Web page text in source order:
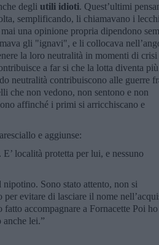
degli utili idioti. Quest’ultimi
semplificando, li chiamavano i
una opinione propria dipendono
gli "ignavi", e li collocava
la loro neutralità in momenti di crisi
a far si che la lotta diventa più
neutralità contribuiscono alle guerre
che non vedono, non sentono e non
affinché i primi si arricchiscano e
e aggiunse:
località protetta per lui, e nessuno
Sono stato attento, non si
evitare di lasciare il nome
accompagnare a Fornacette Poi ho
lei.”